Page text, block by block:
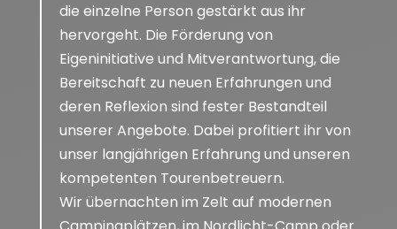
die einzelne Person gestärkt aus ihr
hervorgeht. Die Förderung von
Eigeninitiative und Mitverantwortung, die
Bereitschaft zu neuen Erfahrungen und
deren Reflexion sind fester Bestandteil
unserer Angebote. Dabei profitiert ihr von
unser langjährigen Erfahrung und unseren
kompetenten Tourenbetreuern.
Wir übernachten im Zelt auf modernen